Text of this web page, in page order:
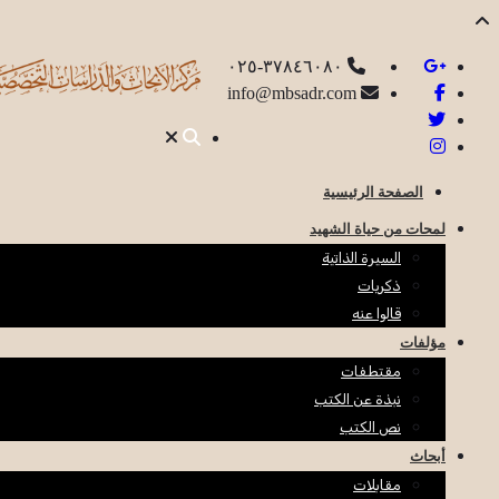
الصفحة الرئيسية
لمحات من حياة الشهيد
السيرة الذاتية
ذكريات
قالوا عنه
مؤلفات
مقتطفات
نبذة عن الكتب
نص الكتب
أبحاث
مقابلات